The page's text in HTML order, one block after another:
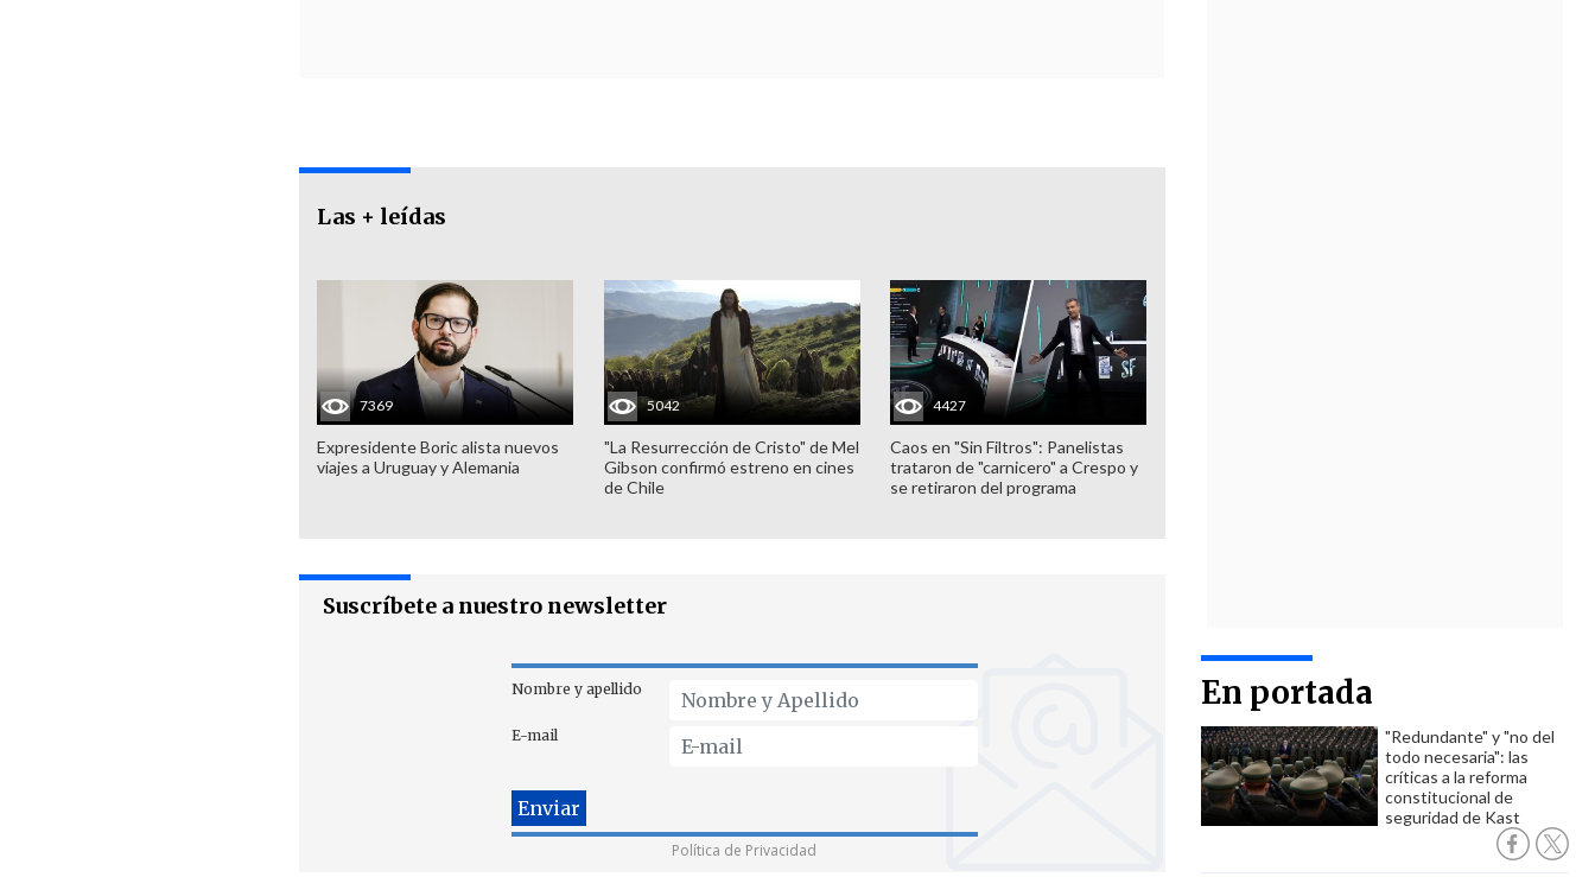
En portada
"Redundante" y "no del
todo necesaria": las
críticas a la reforma
constitucional de
seguridad de Kast
Las + leídas
7369
Expresidente Boric alista nuevos
viajes a Uruguay y Alemania
5042
"La Resurrección de Cristo" de Mel
Gibson confirmó estreno en cines
de Chile
4427
Caos en "Sin Filtros": Panelistas
trataron de "carnicero" a Crespo y
se retiraron del programa
Suscríbete a nuestro newsletter
Nombre y apellido
E-mail
Política de Privacidad